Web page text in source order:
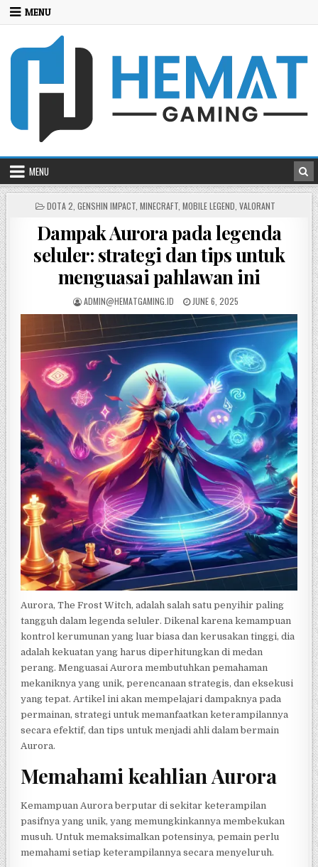
Skip
MENU
MENU
POSTED
DOTA 2 GENSHIN IMPACT MINECRAFT MOBILE LEGEND VALORANT
Dampak Aurora pada legenda
seluler: strategi dan tips untuk
menguasai pahlawan ini
POSTED
BY
ADMIN@HEMATGAMING.ID
POSTED
ON
JUNE 6, 2025
Aurora, The Frost Witch, adalah salah satu penyihir paling
tangguh dalam legenda seluler. Dikenal karena kemampuan
kontrol kerumunan yang luar biasa dan kerusakan tinggi, dia
adalah kekuatan yang harus diperhitungkan di medan
perang. Menguasai Aurora membutuhkan pemahaman
mekaniknya yang unik, perencanaan strategis, dan eksekusi
yang tepat. Artikel ini akan mempelajari dampaknya pada
permainan, strategi untuk memanfaatkan keterampilannya
secara efektif, dan tips untuk menjadi ahli dalam bermain
Aurora.
Memahami keahlian Aurora
Kemampuan Aurora berputar di sekitar keterampilan
pasifnya yang unik, yang memungkinkannya membekukan
musuh. Untuk memaksimalkan potensinya, pemain perlu
memahami setiap keterampilannya secara menyeluruh.